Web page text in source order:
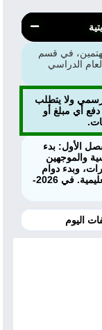
في قسم
الدراسي
رسمي ولا يتطلب
أي مبلغ أو
الأول: بدء
والموجهين
وبدء دوام
جميع العاملين في رياض الأطفال والمراحل التعليمية. في 2026-
اليوم